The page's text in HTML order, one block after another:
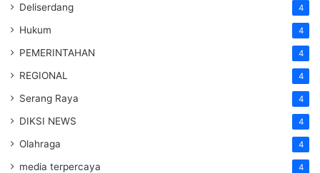
Deliserdang 4
Hukum 4
PEMERINTAHAN 4
REGIONAL 4
Serang Raya 4
DIKSI NEWS 4
Olahraga 4
media terpercaya 4